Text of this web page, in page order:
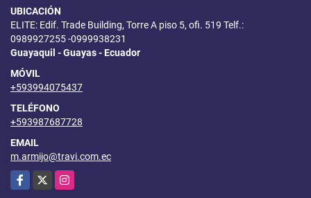
UBICACIÓN
ELITE: Edif. Trade Building, Torre A piso 5, ofi. 519 Telf.:
0989927255 -0999938231
Guayaquil - Guayas - Ecuador
MÓVIL
+593994075437
TELÉFONO
+593987687728
EMAIL
m.armijo@travi.com.ec
Facebook
X Instagram